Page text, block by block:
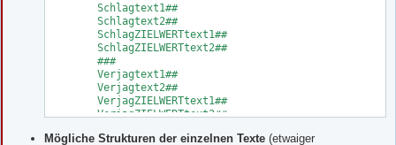
	AllgemeinZIELWERTtext1##
Mögliche Strukturen der einzelnen Texte (etwaiger